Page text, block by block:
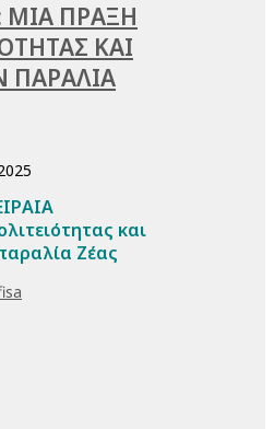
ΜΙΑ ΠΡAΞΗ
ΚΑΙ
ΠΑΡΑΛIΑ
και
Ζέας